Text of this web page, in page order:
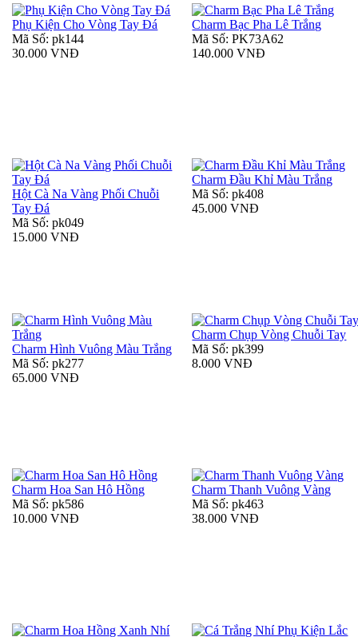
Phụ Kiện Cho Vòng Tay Đá
Mã Số: pk144
30.000 VNĐ
Charm Bạc Pha Lê Trắng
Mã Số: PK73A62
140.000 VNĐ
Hột Cà Na Vàng Phối Chuỗi
Tay Đá
Mã Số: pk049
15.000 VNĐ
Charm Đầu Khỉ Màu Trắng
Mã Số: pk408
45.000 VNĐ
Charm Hình Vuông Màu Trắng
Mã Số: pk277
65.000 VNĐ
Charm Chụp Vòng Chuỗi Tay
Mã Số: pk399
8.000 VNĐ
Charm Hoa San Hô Hồng
Mã Số: pk586
10.000 VNĐ
Charm Thanh Vuông Vàng
Mã Số: pk463
38.000 VNĐ